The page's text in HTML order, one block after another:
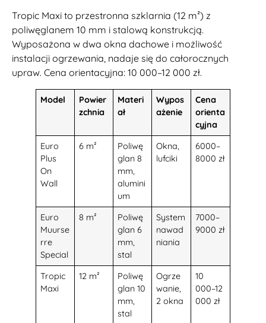
Tropic Maxi to przestronna szklarnia (12 m²) z
poliwęglanem 10 mm i stalową konstrukcją.
Wyposażona w dwa okna dachowe i możliwość
instalacji ogrzewania, nadaje się do całorocznych
upraw. Cena orientacyjna: 10 000–12 000 zł.
Model
Powier
zchnia
Materi
ał
Wypos
ażenie
Cena
orienta
cyjna
Euro
Plus
On
Wall
6 m²
Poliwę
glan 8
mm,
alumini
um
Okna,
lufciki
6000–
8000 zł
Euro
Muurse
rre
Special
8 m²
Poliwę
glan 6
mm,
stal
System
nawad
niania
7000–
9000 zł
Tropic
Maxi
12 m²
Poliwę
glan 10
mm,
stal
Ogrze
wanie,
2 okna
10
000–12
000 zł